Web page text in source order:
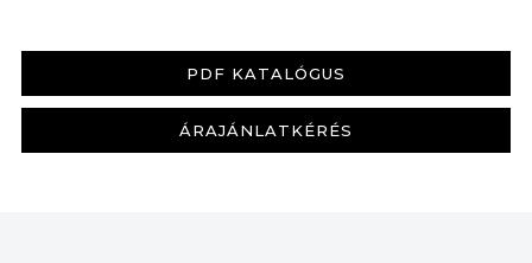
PDF KATALÓGUS
ÁRAJÁNLATKÉRÉS